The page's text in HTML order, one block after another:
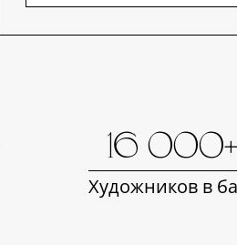
16 000+
Художников в